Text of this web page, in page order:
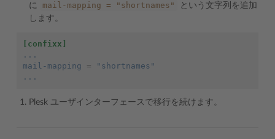
に
mail-mapping = "shortnames"
という文字列を追加
します。
[confixx]
...
mail-mapping
= "shortnames"
...
Plesk ユーザインターフェースで移行を続けます。